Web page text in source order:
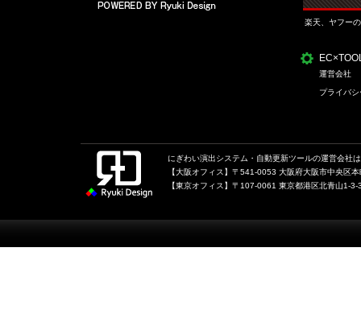
楽天、ヤフー
運営会社
プライバ
にぎわい演出システム・自動更新ツールの運営会
【大阪オフィス】〒541-0053 大阪府大阪市中央区
【東京オフィス】〒107-0061 東京都港区北青山1-